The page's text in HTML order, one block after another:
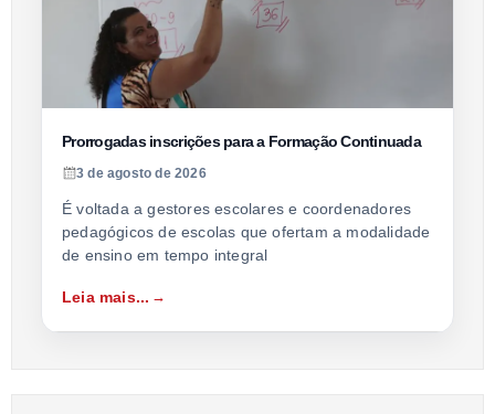
Prorrogadas inscrições para a Formação Continuada
3 de agosto de 2026
É voltada a gestores escolares e coordenadores
pedagógicos de escolas que ofertam a modalidade
de ensino em tempo integral
Leia mais...